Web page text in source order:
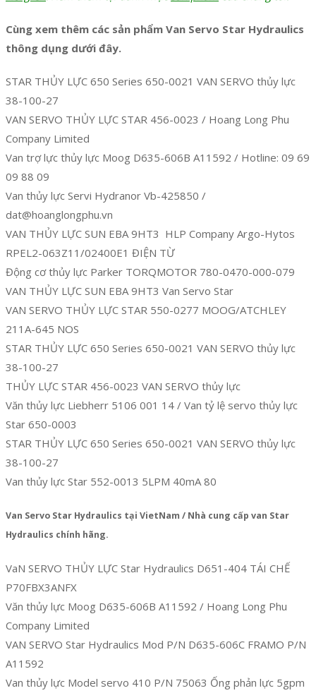
Cùng xem thêm các sản phẩm Van Servo Star Hydraulics
thông dụng dưới đây.
STAR THỦY LỰC 650 Series 650-0021 VAN SERVO thủy lực
38-100-27
VAN SERVO THỦY LỰC STAR 456-0023 / Hoang Long Phu
Company Limited
Van trợ lực thủy lực Moog D635-606B A11592 / Hotline: 09 69
09 88 09
Van thủy lực Servi Hydranor Vb-425850 /
dat@hoanglongphu.vn
VAN THỦY LỰC SUN EBA 9HT3 HLP Company Argo-Hytos
RPEL2-063Z11/02400E1 ĐIỆN TỪ
Động cơ thủy lực Parker TORQMOTOR 780-0470-000-079
VAN THỦY LỰC SUN EBA 9HT3 Van Servo Star
VAN SERVO THỦY LỰC STAR 550-0277 MOOG/ATCHLEY
211A-645 NOS
STAR THỦY LỰC 650 Series 650-0021 VAN SERVO thủy lực
38-100-27
THỦY LỰC STAR 456-0023 VAN SERVO thủy lực
Văn thủy lực Liebherr 5106 001 14 / Van tỷ lệ servo thủy lực
Star 650-0003
STAR THỦY LỰC 650 Series 650-0021 VAN SERVO thủy lực
38-100-27
Van thủy lực Star 552-0013 5LPM 40mA 80
Van Servo Star Hydraulics tại VietNam / Nhà cung cấp van Star
Hydraulics chính hãng.
VaN SERVO THỦY LỰC Star Hydraulics D651-404 TÁI CHẾ
P70FBX3ANFX
Văn thủy lực Moog D635-606B A11592 / Hoang Long Phu
Company Limited
VAN SERVO Star Hydraulics Mod P/N D635-606C FRAMO P/N
A11592
Van thủy lực Model servo 410 P/N 75063 Ống phản lực 5gpm